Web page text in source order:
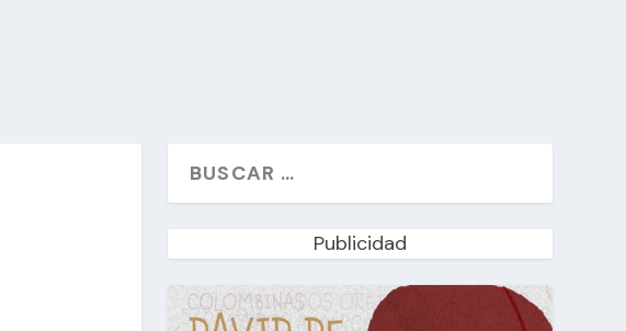
Publicidad